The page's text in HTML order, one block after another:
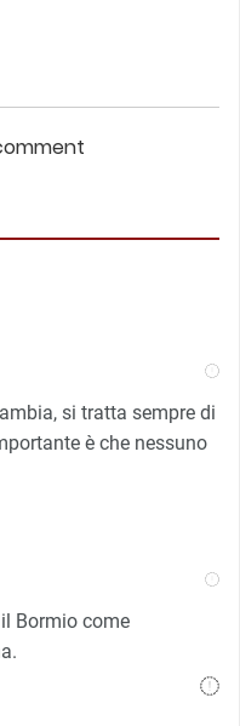
si tratta sempre di
è che nessuno
Bormio come